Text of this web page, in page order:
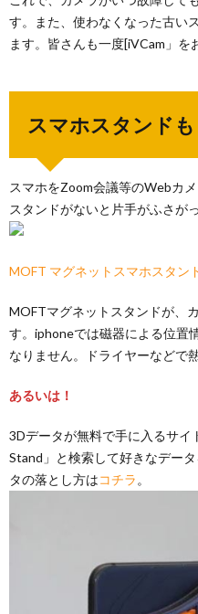
す。また、使わなくなった古い
ます。皆さんも一度[iVCam」を
スマホスタンドも
スマホをZoom会議等のWebカ
スタンドがないと片手がふさが
MOFT マグネットスマホスタン
MOFTマグネットスタンドが、
す。iphoneでは磁器による位置
なりません。ドライヤーなどで
あるいは！
3Dデータが無料で手に入るサ
Stand」と検索して好きなデー
タの落とし方はコチラ 。